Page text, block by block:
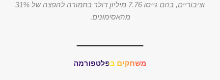
וציבוריים, בהם גייסו 7.76 מיליון דולר בתמורה להפצה של 31%
מהאסימונים.
משחקים בפלטפורמה